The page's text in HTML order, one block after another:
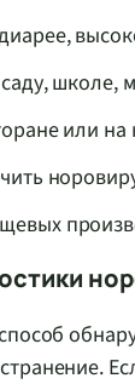
школе,
или на